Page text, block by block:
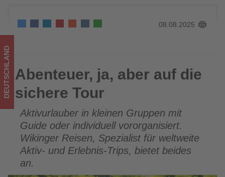
Wissen,
was
im
Tourismus
los
ist!
08.08.2025
Abenteuer, ja, aber auf die sichere Tour
DEUTSCHLAND Abenteuer, ja, aber auf die
sichere Tour
Aktivurlauber in kleinen Gruppen mit
Guide oder individuell vororganisiert.
Wikinger Reisen, Spezialist für weltweite
Aktiv- und Erlebnis-Trips, bietet beides
an.